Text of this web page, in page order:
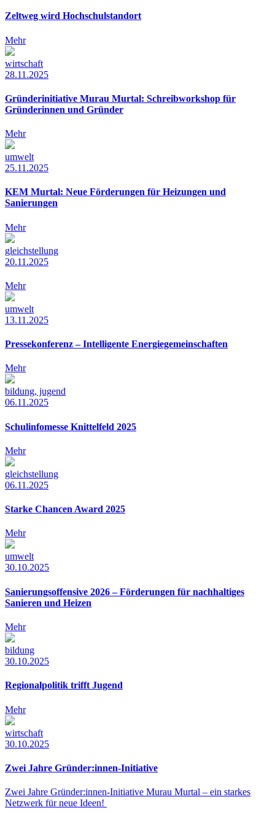
Zeltweg wird Hochschulstandort
Mehr
wirtschaft
28.11.2025
Gründerinitiative Murau Murtal: Schreibworkshop für
Gründerinnen und Gründer
Mehr
umwelt
25.11.2025
KEM Murtal: Neue Förderungen für Heizungen und
Sanierungen
Mehr
gleichstellung
20.11.2025
Mehr
umwelt
13.11.2025
Pressekonferenz – Intelligente Energiegemeinschaften
Mehr
bildung, jugend
06.11.2025
Schulinfomesse Knittelfeld 2025
Mehr
gleichstellung
06.11.2025
Starke Chancen Award 2025
Mehr
umwelt
30.10.2025
Sanierungsoffensive 2026 – Förderungen für nachhaltiges
Sanieren und Heizen
Mehr
bildung
30.10.2025
Regionalpolitik trifft Jugend
Mehr
wirtschaft
30.10.2025
Zwei Jahre Gründer:innen-Initiative
Zwei Jahre Gründer:innen-Initiative Murau Murtal – ein starkes
Netzwerk für neue Ideen!